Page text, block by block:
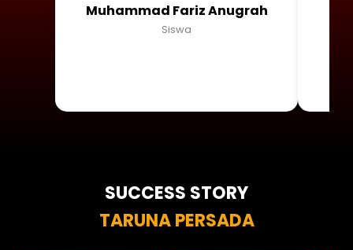
Muhammad Fariz Anugrah
Siswa
SUCCESS STORY
TARUNA PERSADA